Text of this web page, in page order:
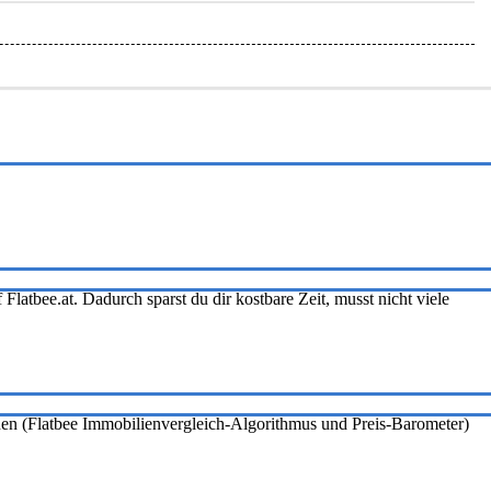
Dadurch sparst du dir kostbare Zeit, musst nicht viele
(Flatbee Immobilienvergleich-Algorithmus und Preis-Barometer)